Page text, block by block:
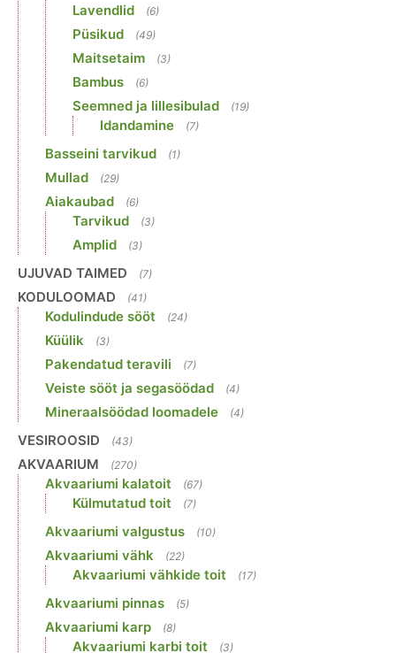
Lavendlid (6)
Püsikud (49)
Maitsetaim (3)
Bambus (6)
Seemned ja lillesibulad (19)
Idandamine (7)
Basseini tarvikud (1)
Mullad (29)
Aiakaubad (6)
Tarvikud (3)
Amplid (3)
UJUVAD TAIMED (7)
KODULOOMAD (41)
Kodulindude sööt (24)
Küülik (3)
Pakendatud teravili (7)
Veiste sööt ja segasöödad (4)
Mineraalsöödad loomadele (4)
VESIROOSID (43)
AKVAARIUM (270)
Akvaariumi kalatoit (67)
Külmutatud toit (7)
Akvaariumi valgustus (10)
Akvaariumi vähk (22)
Akvaariumi vähkide toit (17)
Akvaariumi pinnas (5)
Akvaariumi karp (8)
Akvaariumi karbi toit (3)